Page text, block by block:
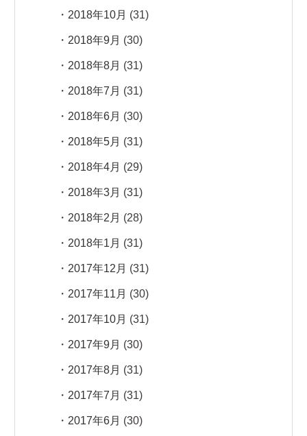
2018年10月 (31)
2018年9月 (30)
2018年8月 (31)
2018年7月 (31)
2018年6月 (30)
2018年5月 (31)
2018年4月 (29)
2018年3月 (31)
2018年2月 (28)
2018年1月 (31)
2017年12月 (31)
2017年11月 (30)
2017年10月 (31)
2017年9月 (30)
2017年8月 (31)
2017年7月 (31)
2017年6月 (30)